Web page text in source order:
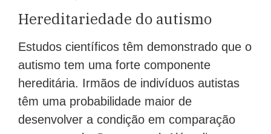
Hereditariedade do autismo
Estudos científicos têm demonstrado que o
autismo tem uma forte componente
hereditária. Irmãos de indivíduos autistas
têm uma probabilidade maior de
desenvolver a condição em comparação